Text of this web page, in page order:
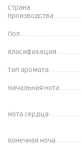
Страна
производства
Пол
Класификация
Тип аромата
Начальная нота
Нота сердца
Конечная ноча